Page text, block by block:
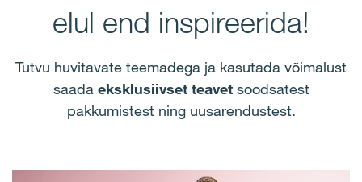
elul end inspireerida!
Tutvu huvitavate teemadega ja kasutada võimalust
saada eksklusiivset teavetsoodsatest
pakkumistest ning uusarendustest.